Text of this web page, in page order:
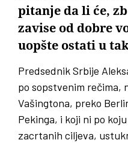
pitanje da li će,
zavise od dobre
uopšte ostati u
Predsednik Srbije
po sopstvenim rečima,
Vašingtona, preko
Pekinga, i koji ni po
zacrtanih ciljeva,